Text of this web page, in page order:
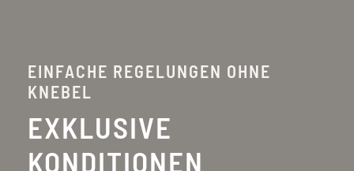
EINFACHE REGELUNGEN OHNE
KNEBEL
EXKLUSIVE
KONDITIONEN